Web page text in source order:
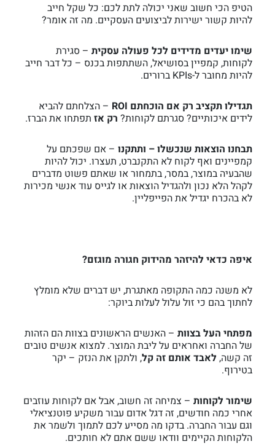
הטיפ הכי חשוב שאני יכולה לתת לכם: כל שקל חייב
להיות קשור ישירות לביצועים העסקיים. מה זה אומר?
שימו יעדים מדידים לכל פעולה עסקית – סגירת
לקוחות, קמפיין בסושיאל, השתתפות בכנס – כל דבר חייב
להיות מחובר ל-KPIs ברורים.
תגדילו תקציב רק אם הוכחתם ROI
– הצלחתם להביא
לידים איכותיים? סגרתם לקוחות? רק אז תפתחו את הברז.
תבחנו הוצאות שנכשלו – ותתקנו – אם שפכתם על
קמפיינים ואף לקוח לא התקנברט, תעצרו. יכול להיות
שהבעיה במוצר, במסר, בתמחור או שאתם פשוט מדברים
לקהל הלא נכון ולהגדיל הוצאות או לגייס עוד אנשי מכירות
לא בהכרח יגדיל את הפייפליין.
איפה כדאי להיזהר מהידוק חגורה מוגזם?
לא משנה כמה התקופה מאתגרת, יש דברים שלא מומלץ
לחתוך בהם כי זול עלול לעלות ביוקר:
מפתחי העל בצוות – האנשים הראשונים בצוות הם הזהות
של החברה ואחראים על ליבת המוצר. למצוא אנשים טובים
זה קשה,לאבד אותם זה קל, ולתקן את הנזק – יקר
בטירוף.
שימור לקוחות – צמיחה זה חשוב, אבל אם לקוחות עוזבים
אחרי כמה חודשים, זה דגל אדום עבור משקיע פוטנציאלי
וגם עבור החברה. בדקו מה מסייע לכם לתמוך ולשמר את
הלקוחות הקיימים וודאו ששם אתם לא חותכים.